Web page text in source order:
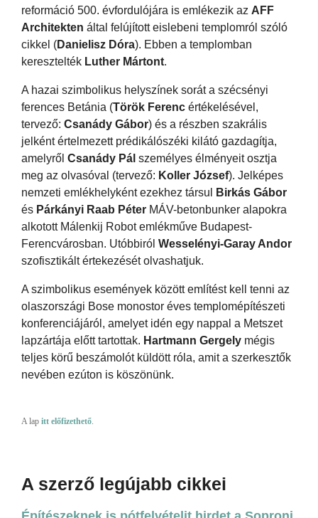
reformáció 500. évfordulójára is emlékezik az AFF
Architekten által felújított eislebeni templomról szóló
cikkel (Danielisz Dóra). Ebben a templomban
keresztelték Luther Mártont.
A hazai szimbolikus helyszínek sorát a szécsényi
ferences Betánia (Török Ferenc értékelésével,
tervező: Csanády Gábor) és a részben szakrális
jelként értelmezett prédikálószéki kilátó gazdagítja,
amelyről Csanády Pál személyes élményeit osztja
meg az olvasóval (tervező: Koller József). Jelképes
nemzeti emlékhelyként ezekhez társul
Birkás Gábor
és Párkányi Raab Péter MÁV-betonbunker alapokra
alkotott Málenkij Robot emlékműve Budapest-
Ferencvárosban. Utóbbiról Wesselényi-Garay Andor
szofisztikált értekezését olvashatjuk.
A szimbolikus események között említést kell tenni az
olaszországi Bose monostor éves templomépítészeti
konferenciájáról, amelyet idén egy nappal a Metszet
lapzártája előtt tartottak. Hartmann Gergely mégis
teljes körű beszámolót küldött róla, amit a szerkesztők
nevében ezúton is köszönünk.
A lap itt előfizethető
A szerző legújabb cikkei